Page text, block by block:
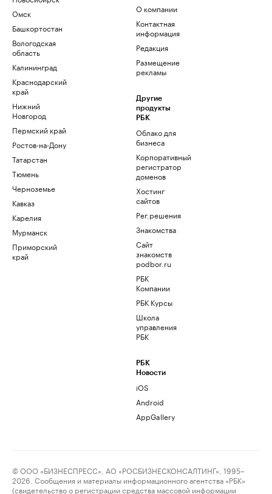
Омск
Башкортостан
Вологодская
область
Калининград
Краснодарский
край
Нижний
Новгород
Пермский край
Ростов-на-Дону
Татарстан
Тюмень
Черноземье
Кавказ
Карелия
Мурманск
Приморский
край
О компании
Контактная
информация
Редакция
Размещение
рекламы
Другие
продукты
РБК
Облако для
бизнеса
Корпоративный
регистратор
доменов
Хостинг
сайтов
Рег.решения
Знакомства
Сайт
знакомств
podbor.ru
РБК
Компании
РБК Курсы
Школа
управления
РБК
РБК
Новости
iOS
Android
AppGallery
© ООО «БИЗНЕСПРЕСС», АО «РОСБИЗНЕСКОНСАЛТИНГ», 1995–
2026. Сообщения и материалы информационного агентства «РБК»
(свидетельство о регистрации средства массовой информации